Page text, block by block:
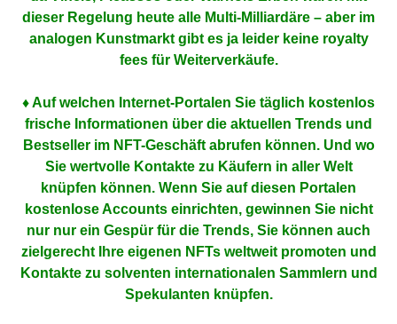
dieser Regelung heute alle Multi-Milliardäre – aber im
analogen Kunstmarkt gibt es ja leider keine royalty
fees für Weiterverkäufe.
♦ Auf welchen Internet-Portalen Sie täglich kostenlos
frische Informationen über die aktuellen Trends und
Bestseller im NFT-Geschäft abrufen können. Und wo
Sie wertvolle Kontakte zu Käufern in aller Welt
knüpfen können. Wenn Sie auf diesen Portalen
kostenlose Accounts einrichten, gewinnen Sie nicht
nur nur ein Gespür für die Trends, Sie können auch
zielgerecht Ihre eigenen NFTs weltweit promoten und
Kontakte zu solventen internationalen Sammlern und
Spekulanten knüpfen.